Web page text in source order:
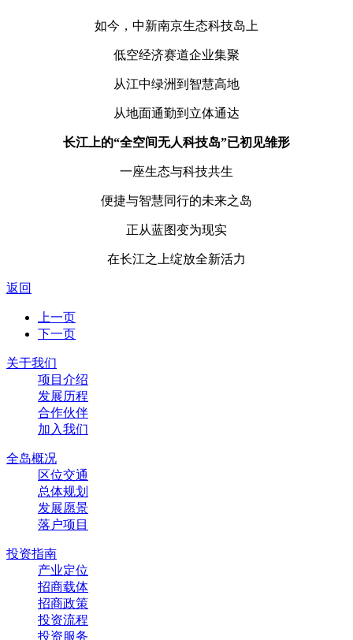
如今，中新南京生态科技岛上
低空经济赛道企业集聚
从江中绿洲到智慧高地
从地面通勤到立体通达
长江上的“全空间无人科技岛”已初见雏形
一座生态与科技共生
便捷与智慧同行的未来之岛
正从蓝图变为现实
在长江之上绽放全新活力
返回
上一页
下一页
关于我们
项目介绍
发展历程
合作伙伴
加入我们
全岛概况
区位交通
总体规划
发展愿景
落户项目
投资指南
产业定位
招商载体
招商政策
投资流程
投资服务